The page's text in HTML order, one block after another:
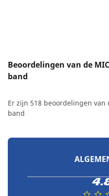
Beoordelingen van de
band
Er zijn 518 beoordelingen van
band